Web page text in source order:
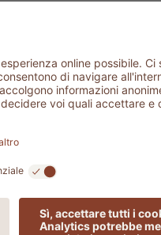
omeopatico più
fiale), e al grado di
in CH.
nei casi di
da spavento, shock